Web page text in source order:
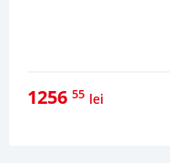
1256 55 lei